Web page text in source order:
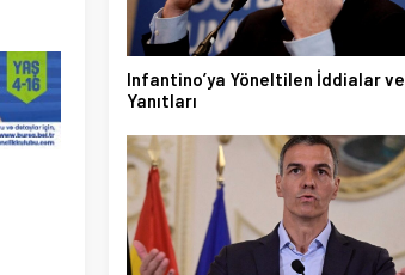
Infantino’ya Yöneltilen İddialar ve
Yanıtları